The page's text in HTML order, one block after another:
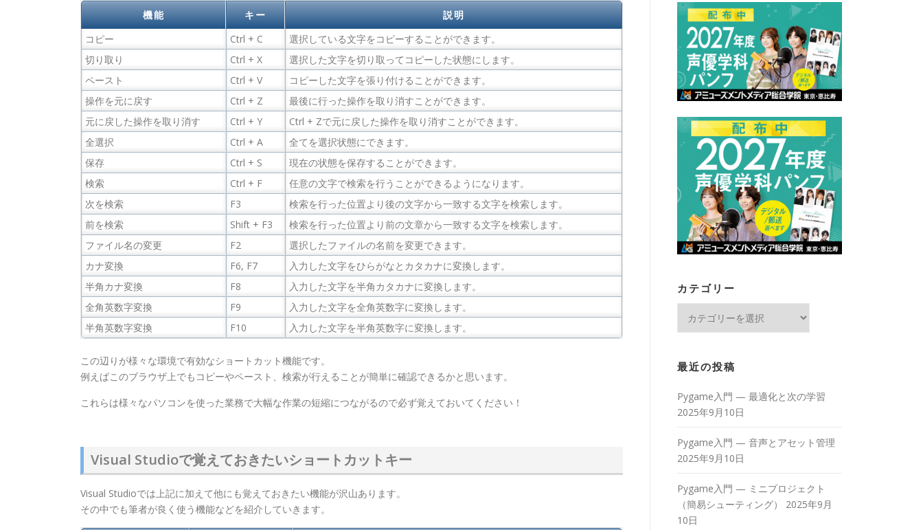
機能 キー
説明
コピー
Ctrl + C
選択している文字をコピーすることができます。
切り取り
Ctrl + X
選択した文字を切り取ってコピーした状態にします。
ペースト
Ctrl + V
コピーした文字を張り付けることができます。
操作を元に戻す
Ctrl + Z
最後に行った操作を取り消すことができます。
元に戻した操作を取り消す
Ctrl + Y
Ctrl + Zで元に戻した操作を取り消すことができます。
全選択
Ctrl + A
全てを選択状態にできます。
保存
Ctrl + S
現在の状態を保存することができます。
検索
Ctrl + F
任意の文字で検索を行うことができるようになります。
次を検索
F3
検索を行った位置より後の文字から一致する文字を検索します。
前を検索
Shift + F3
検索を行った位置より前の文章から一致する文字を検索します。
ファイル名の変更
F2
選択したファイルの名前を変更できます。
カナ変換
F6, F7
入力した文字をひらがなとカタカナに変換します。
半角カナ変換
F8
入力した文字を半角カタカナに変換します。
全角英数字変換
F9
入力した文字を全角英数字に変換します。
半角英数字変換
F10 入力した文字を半角英数字に変換します。
この辺りが様々な環境で有効なショートカット機能です。
例えばこのブラウザ上でもコピーやペースト、検索が行えることが簡単に確認できるかと思います。
これらは様々なパソコンを使った業務で大幅な作業の短縮につながるので必ず覚えておいてください！
Visual Studioで覚えておきたいショートカットキー
Visual Studioでは上記に加えて他にも覚えておきたい機能が沢山あります。
その中でも筆者が良く使う機能などを紹介していきます。
カテゴリー
ー
最近の投稿
Pygame入門 — 最適化と次の学習
2025年9月10日
Pygame入門 — 音声とアセット管理
2025年9月10日
Pygame入門 — ミニプロジェクト
（簡易シューティング）
2025年9月
10日